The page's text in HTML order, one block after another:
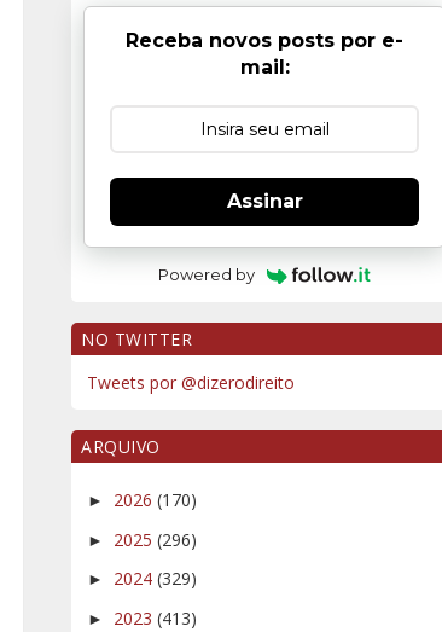
Receba novos posts por e-
mail:
Assinar
Powered by
NO TWITTER
Tweets por @dizerodireito
ARQUIVO
► 2026 (170)
► 2025 (296)
► 2024 (329)
► 2023 (413)